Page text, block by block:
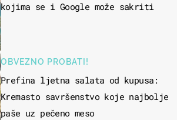
kojima se i Google može sakriti
OBVEZNO PROBATI!
Prefina ljetna salata od kupusa:
Kremasto savršenstvo koje najbolje
paše uz pečeno meso